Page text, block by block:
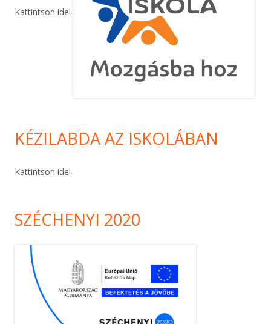
Kattintson ide!
KÉZILABDA AZ ISKOLÁBAN
Kattintson ide!
SZÉCHENYI 2020